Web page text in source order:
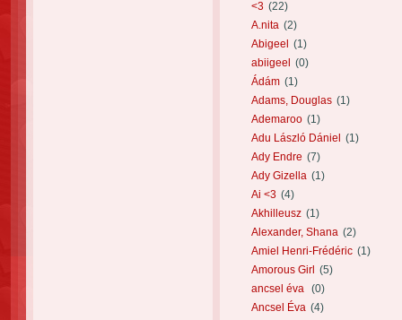
<3 (22)
A.nita (2)
Abigeel
(1)
abiigeel
(0)
Ádám (1)
Adams, Douglas (1)
Ademaroo (1)
Adu László Dániel
(1)
Ady Endre (7)
Ady Gizella (1)
Ai <3 (4)
Akhilleusz (1)
Alexander, Shana (2)
Amiel Henri-Frédéric (1)
Amorous Girl
(5)
ancsel éva
(0)
Ancsel Éva (4)